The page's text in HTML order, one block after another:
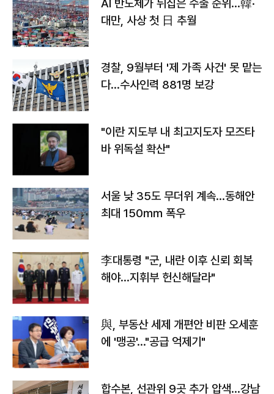
AI 반도체가 뒤집은 수출 순위…韓·
대만, 사상 첫 日 추월
경찰, 9월부터 '제 가족 사건' 못 맡는
다…수사인력 881명 보강
"이란 지도부 내 최고지도자 모즈타
바 위독설 확산"
서울 낮 35도 무더위 계속…동해안
최대 150㎜ 폭우
李대통령 "군, 내란 이후 신뢰 회복
해야…지휘부 헌신해달라"
與, 부동산 세제 개편안 비판 오세훈
에 '맹공'…"공급 억제기"
합수본, 선관위 9곳 추가 압색…강남